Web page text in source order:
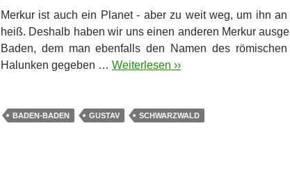
Merkur ist auch ein Planet - aber zu weit weg, um ihn
heiß. Deshalb haben wir uns einen anderen Merkur
Baden, dem man ebenfalls den Namen des
Halunken gegeben … Weiterlesen ››
BADEN-BADEN GUSTAV SCHWARZWALD